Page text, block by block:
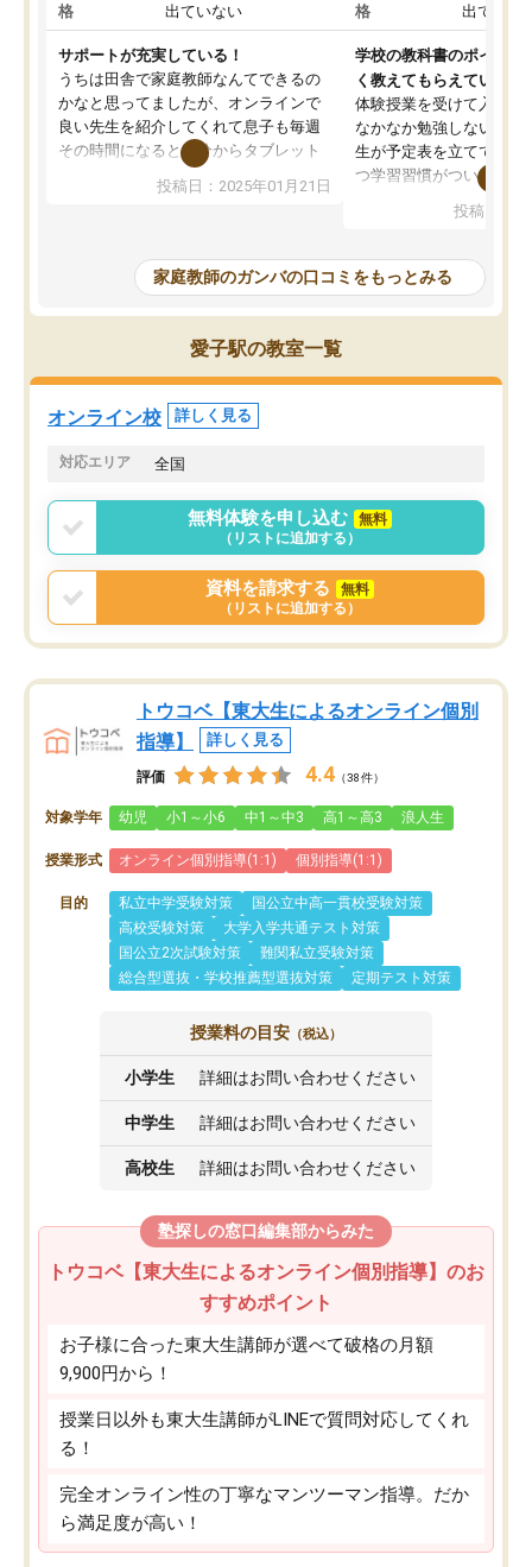
格
出ていない
サポートが充実している！
うちは田舎で家庭教師なんてできるの
かなと思ってましたが、オンラインで
良い先生を紹介してくれて息子も毎週
その時間になると自分からタブレット
を開いてzoomを繋げるようになりまし
た！5科目なんでもOKなのもとても気
めて1年ほどだった今では平均点以上の
科目が増えてきました！あと1年受験ま
であるので無料の週末教室を使用しな
がら頑張って欲しいと思います！
投稿日：2025年01月21日
格
出ていな
学校の教科書のポイント
く教えてもらえている
体験授業を受けて入塾し
なかなか勉強しない息子
生が予定表を立ててくれ
つ学習習慣がついてきま
指導が無い日も予定表
問できるのでとても助か
投稿日：
家庭教師のガンバの口コミをもっとみる
愛子駅の教室一覧
オンライン校 詳しく見る
対応エリア 全国
無料体験を申し込む
無料
（リストに追加する）
資料を請求する
無料
（リストに追加する）
トウコベ【東大生によるオンライン個別
指導】
詳しく見る
評価 4.4 （38件）
対象学年 幼児 小1～小6 中1～中3 高1～高3 浪人生
授業形式 オンライン個別指導(1:1) 個別指導(1:1)
目的 私立中学受験対策
国公立中高一貫校受験対策
高校受験対策
大学入学共通テスト対策
国公立2次試験対策
難関私立受験対策
総合型選抜・学校推薦型選抜対策
定期テスト対策
授業料の目安 （税込）
小学生 詳細はお問い合わせください
中学生 詳細はお問い合わせください
高校生 詳細はお問い合わせください
塾探しの窓口編集部からみた
トウコベ【東大生によるオンライン個別指導】のお
すすめポイント
お子様に合った東大生講師が選べて破格の月額
9,900円から！
授業日以外も東大生講師がLINEで質問対応してくれ
る！
完全オンライン性の丁寧なマンツーマン指導。だか
ら満足度が高い！